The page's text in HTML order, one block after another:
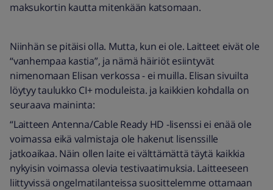
maksukortin kautta mitenkään katsomaan.
Niinhän se pitäisi olla. Mutta, kun ei ole. Laitteet eivät ole
“vanhempaa kastia”, ja nämä häiriöt esiintyvät
nimenomaan Elisan verkossa - ei muilla. Elisan sivuilta
löytyy taulukko CI+ moduleista. ja kaikkien kohdalla on
seuraava maininta:
“Laitteen Antenna/Cable Ready HD -lisenssi ei enää ole
voimassa eikä valmistaja ole hakenut lisenssille
jatkoaikaa. Näin ollen laite ei välttämättä täytä kaikkia
nykyisin voimassa olevia testivaatimuksia. Laitteeseen
liittyvissä ongelmatilanteissa suosittelemme ottamaan